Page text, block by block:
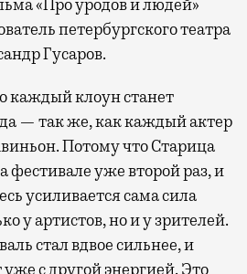
«Про уродов и людей»
петербургского театра
Гусаров.
каждый клоун станет
— так же, как каждый актер
Потому что Старица
уже второй раз, и
усиливается сама сила
у артистов, но и у зрителей.
стал вдвое сильнее, и
с другой энергией. Это